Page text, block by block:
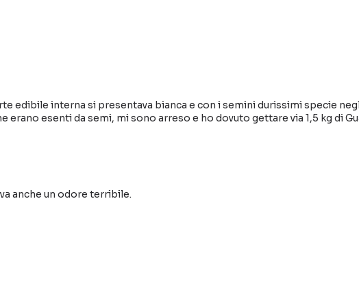
edibile interna si presentava bianca e con i semini durissimi specie
esenti da semi, mi sono arreso e ho dovuto gettare via 1,5 kg di
anche un odore terribile.